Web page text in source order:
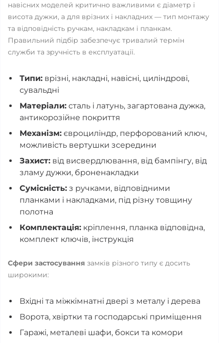
навісних моделей критично важливими є діаметр і
висота дужки, а для врізних і накладних — тип монтажу
та відповідність ручкам, накладкам і планкам.
Правильний підбір забезпечує тривалий термін
служби та зручність в експлуатації.
Типи: врізні, накладні, навісні, циліндрові,
сувальдні
Матеріали: сталь і латунь, загартована дужка,
антикорозійне покриття
Механізм: євроциліндр, перфорований ключ,
можливість вертушки зсередини
Захист: від висвердлювання, від бампінгу, від
зламу дужки, броненакладки
Сумісність: з ручками, відповідними
планками і накладками, під різну товщину
полотна
Комплектація: кріплення, планка відповідна,
комплект ключів, інструкція
Сфери застосування замків різного типу є досить
широкими:
Вхідні та міжкімнатні двері з металу і дерева
Ворота, хвіртки та господарські приміщення
Гаражі, металеві шафи, бокси та комори